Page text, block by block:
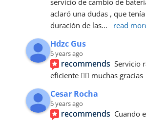
servicio de cambio de
aclaró una dudas , que
duración de las... read
Hdzc Gus
5 years ago
recommends Servicio
eficiente 👍🏼 muchas gracias
Cesar Rocha
5 years ago
recommends Cuando